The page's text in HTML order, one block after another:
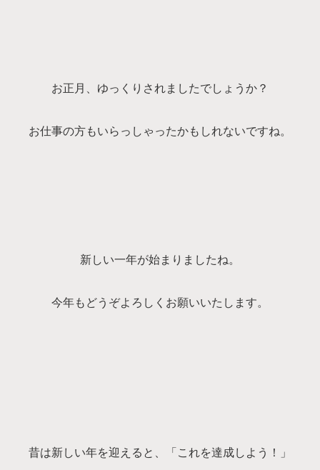
お正月、ゆっくりされましたでしょうか？
お仕事の方もいらっしゃったかもしれないですね。
新しい一年が始まりましたね。
今年もどうぞよろしくお願いいたします。
昔は新しい年を迎えると、「これを達成しよう！」